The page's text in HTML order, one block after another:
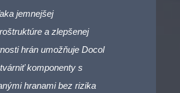
jemnejšej
a zlepšenej
hrán umožňuje Docol
komponenty s
hranami bez rizika